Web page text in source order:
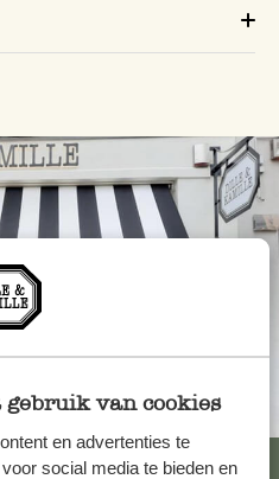
van cookies
en advertenties te
social media te bieden en